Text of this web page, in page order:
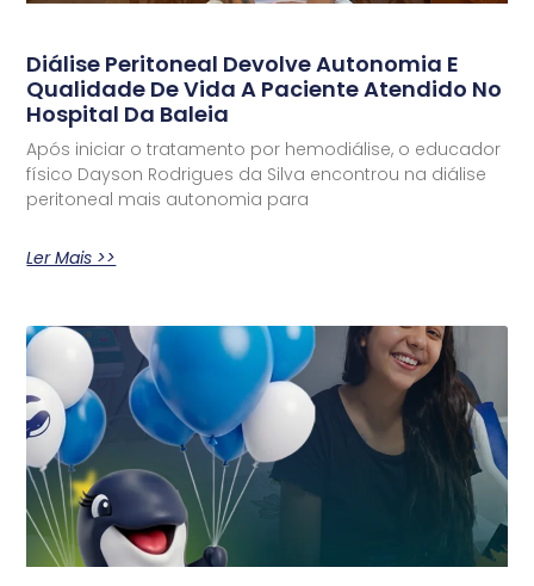
Diálise Peritoneal Devolve Autonomia E
Qualidade De Vida A Paciente Atendido No
Hospital Da Baleia
Após iniciar o tratamento por hemodiálise, o educador
físico Dayson Rodrigues da Silva encontrou na diálise
peritoneal mais autonomia para
Ler Mais >>